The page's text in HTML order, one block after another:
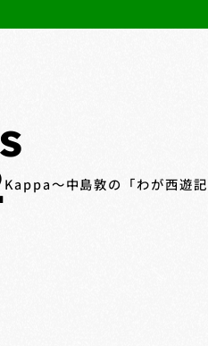
Kappa～中島敦の「わが西遊